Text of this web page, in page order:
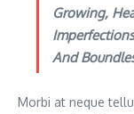
Growing,
And
Morbi at neque